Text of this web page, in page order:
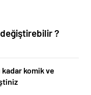
?
komik ve